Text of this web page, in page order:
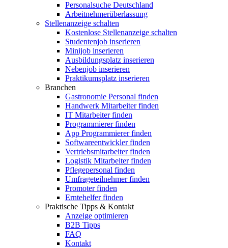
Personalsuche Deutschland
Arbeitnehmerüberlassung
Stellenanzeige schalten
Kostenlose Stellenanzeige schalten
Studentenjob inserieren
Minijob inserieren
Ausbildungsplatz inserieren
Nebenjob inserieren
Praktikumsplatz inserieren
Branchen
Gastronomie Personal finden
Handwerk Mitarbeiter finden
IT Mitarbeiter finden
Programmierer finden
App Programmierer finden
Softwareentwickler finden
Vertriebsmitarbeiter finden
Logistik Mitarbeiter finden
Pflegepersonal finden
Umfrageteilnehmer finden
Promoter finden
Erntehelfer finden
Praktische Tipps & Kontakt
Anzeige optimieren
B2B Tipps
FAQ
Kontakt